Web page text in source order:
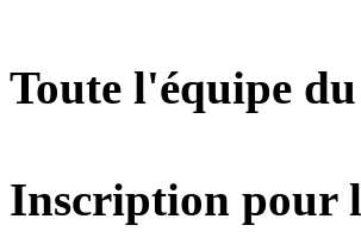
Toute l'équipe
Inscription pour